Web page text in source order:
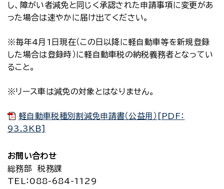
し、障がい者減免と同じく承認された申請事項に変更があ
った場合は速やかに届け出てください。
※毎年4月1日現在（この日以降に軽自動車等を新規登録
した場合は登録時）に軽自動車税の納税義務者となってい
ること。
※リース車は減免の対象とはなりません。
軽自動車税種別割減免申請書（公益用）[PDF：
93.3KB]
お問い合わせ
総務部 税務課
TEL
：088-684-1129